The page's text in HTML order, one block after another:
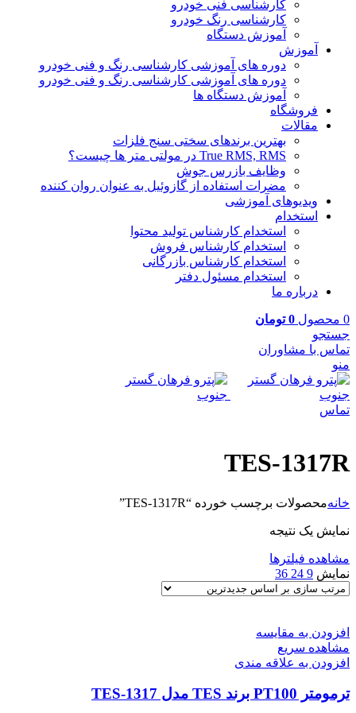
کارشناسی فنی خودرو
کارشناسی رنگ خودرو
آموزش دستگاه
آموزش
دوره های آموزشی کارشناسی رنگ و فنی خودرو
دوره های آموزشی کارشناسی رنگ و فنی خودرو
آموزش دستگاه ها
فروشگاه
مقالات
بهترین برندهای سختی سنج فلزات
True RMS, RMS در مولتی متر ها چیست؟
وظایف بازرس جوش
مضرات استفاده از گازوئیل به عنوان روان کننده
ویدیوهای آموزشی
استخدام
استخدام کارشناس تولید محتوا
استخدام کارشناس فروش
استخدام کارشناس بازرگانی
استخدام مسئول دفتر
درباره ما
0 محصول 0 تومان
جستجو
تماس با مشاوران
منو
تماس
TES-1317R
خانهمحصولات برچسب خورده “TES-1317R”
نمایش یک نتیجه
مشاهده فیلترها
نمایش 9
24
36
افزودن به مقایسه
مشاهده سریع
افزودن به علاقه مندی
ترمومتر PT100 برند TES مدل TES-1317